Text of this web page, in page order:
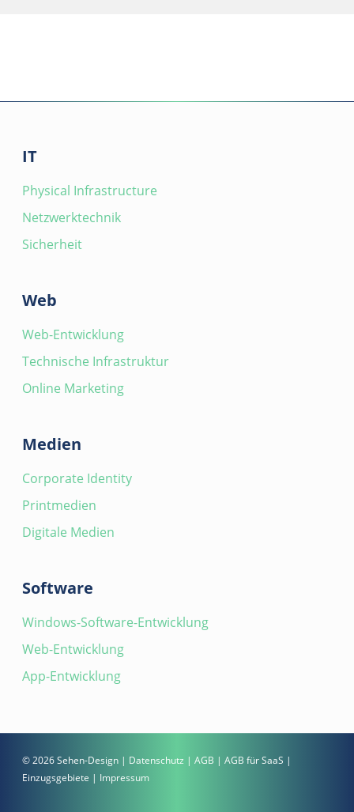
IT
Physical Infrastructure
Netzwerktechnik
Sicherheit
Web
Web-Entwicklung
Technische Infrastruktur
Online Marketing
Medien
Corporate Identity
Printmedien
Digitale Medien
Software
Windows-Software-Entwicklung
Web-Entwicklung
App-Entwicklung
© 2026 Sehen-Design | Datenschutz | AGB | AGB für SaaS |
Einzugsgebiete | Impressum